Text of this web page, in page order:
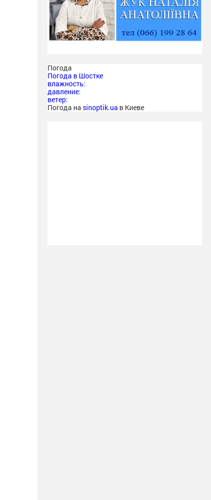
Погода
Погода в Шостке
влажность:
давление:
ветер:
Погода на sinoptik.ua в Киеве